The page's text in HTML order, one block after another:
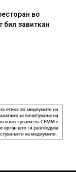
во
бил завиткан